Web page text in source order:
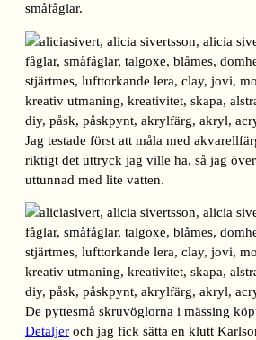
småfåglar.
Jag testade först att måla med
riktigt det uttryck jag ville ha, så jag
uttunnad med lite vatten.
De pyttesmå skruvöglorna i mässing
Detaljer och jag fick sätta en klutt